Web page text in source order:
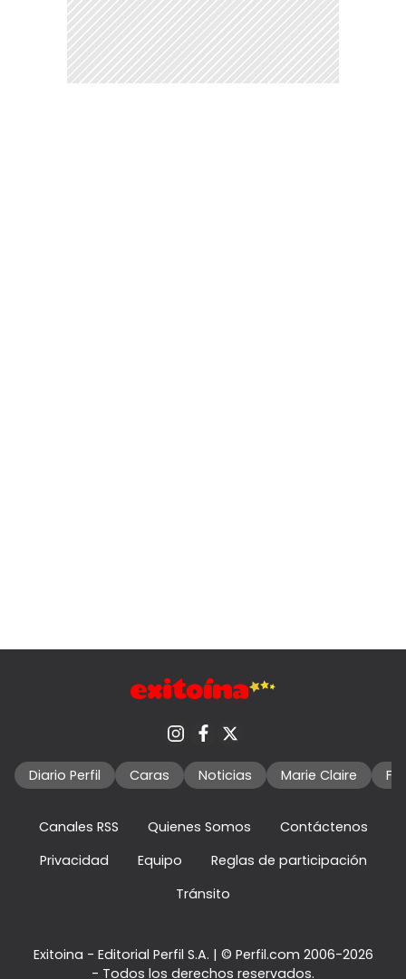
Diario Perfil Caras Noticias Marie Claire
Canales RSS Quienes Somos
Contáctenos
Privacidad
Equipo
Reglas de participación
Tránsito
Exitoina - Editorial Perfil S.A. | © Perfil.com 2006-2026
- Todos los derechos reservados.